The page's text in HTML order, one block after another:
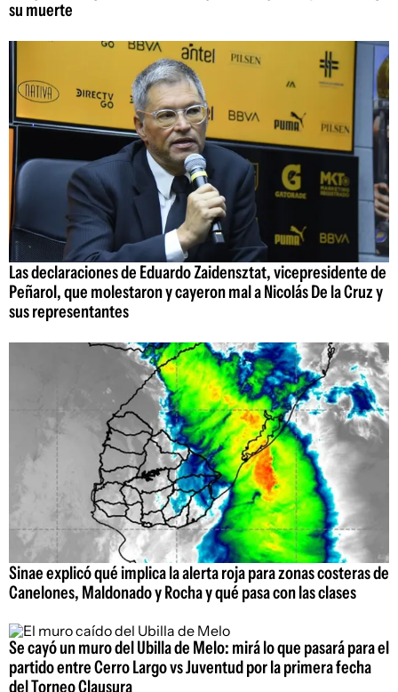
su muerte
Las declaraciones de Eduardo Zaidensztat, vicepresidente de
Peñarol, que molestaron y cayeron mal a Nicolás De la Cruz y
sus representantes
Sinae explicó qué implica la alerta roja para zonas costeras de
Canelones, Maldonado y Rocha y qué pasa con las clases
Se cayó un muro del Ubilla de Melo: mirá lo que pasará para el
partido entre Cerro Largo vs Juventud por la primera fecha
del Torneo Clausura